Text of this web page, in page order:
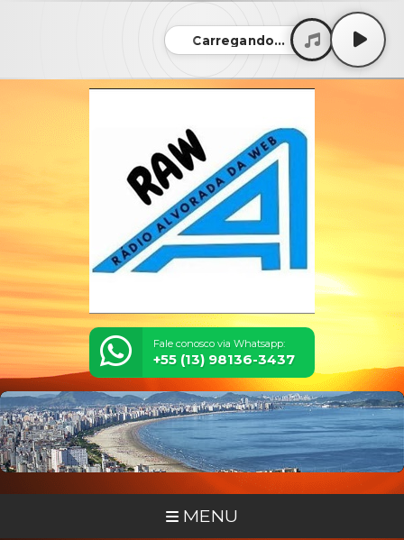
Carregando...
Fale conosco via Whatsapp:
+55 (13) 98136-3437
MENU